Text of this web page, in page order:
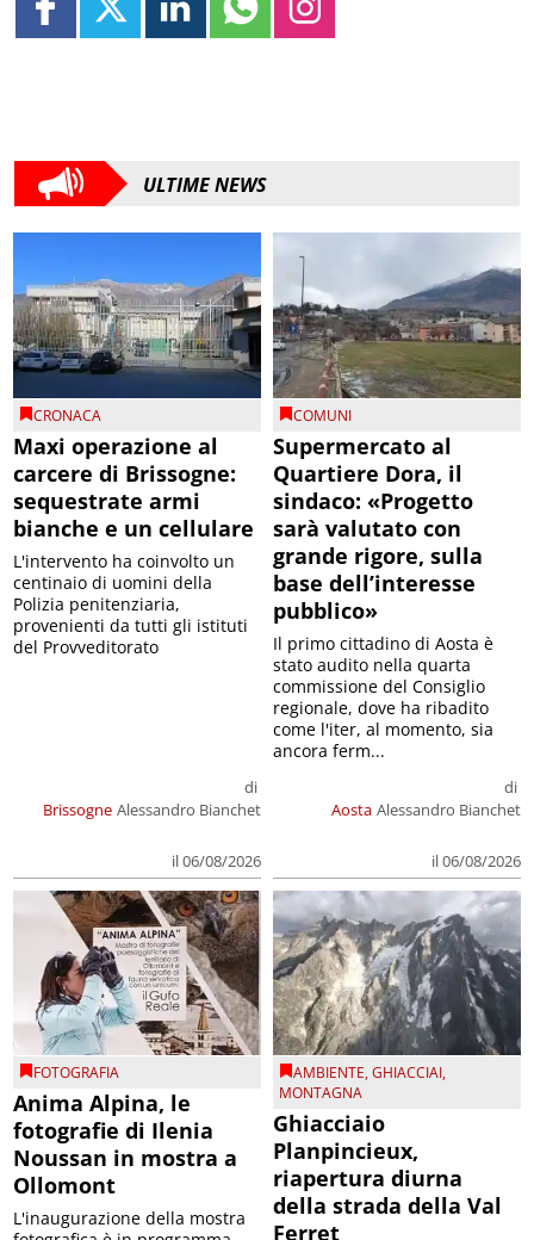
ULTIME NEWS
CRONACA
Maxi operazione al
carcere di Brissogne:
sequestrate armi
bianche e un cellulare
Brissogne
di
Alessandro Bianchet
il 06/08/2026
L'intervento ha coinvolto un
centinaio di uomini della
Polizia penitenziaria,
provenienti da tutti gli istituti
del Provveditorato
COMUNI
Supermercato al
Quartiere Dora, il
sindaco: «Progetto
sarà valutato con
grande rigore, sulla
base dell’interesse
pubblico»
Aosta
di
Alessandro Bianchet
il 06/08/2026
Il primo cittadino di Aosta è
stato audito nella quarta
commissione del Consiglio
regionale, dove ha ribadito
come l'iter, al momento, sia
ancora ferm...
FOTOGRAFIA
Anima Alpina, le
fotografie di Ilenia
Noussan in mostra a
Ollomont
L'inaugurazione della mostra
AMBIENTE,GHIACCIAI,
MONTAGNA
Ghiacciaio
Planpincieux,
riapertura diurna
della strada della Val
Ferret